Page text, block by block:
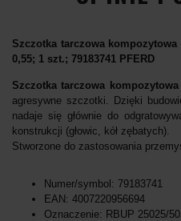
Szczotka tarczowa kompozytowa
0,55; 1 szt.; 79183741 PFERD
Szczotka tarczowa
agresywne szczotki. Dzięki
nadaje się głównie do
konstrukcji (głowic, kół zębatych).
Stworzone do zastosowania
Numer/symbol: 79183741
EAN: 4007220956694
Oznaczenie: RBUP 25025/